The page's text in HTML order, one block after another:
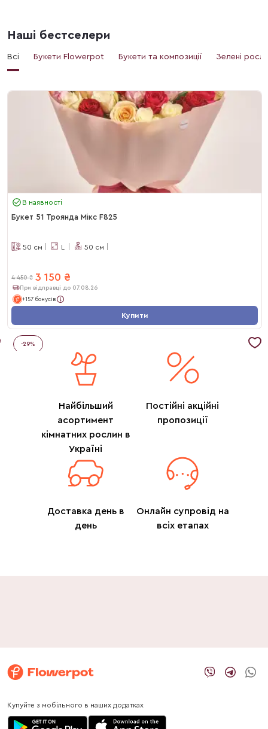
Наші бестселери
Всі Букети Flowerpot Букети та композиції Зелені
В наявності
Букет 51 Троянда Мікс F825
50 см L 50 см
4 450 ₴ 3 150 ₴
При відправці до 07.08.26
+157 бонусів
Купити
-29%
Найбільший
асортимент
кімнатних рослин в
Україні
Постійні акційні
пропозиції
Доставка день в
день
Онлайн супровід на
всіх етапах
Купуйте з мобільного в наших додатках